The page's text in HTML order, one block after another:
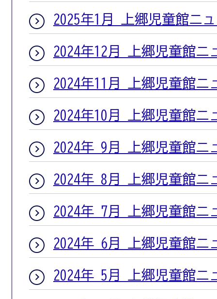
2025年1月 上郷児童館ニ
2024年12月 上郷児童館ニ
2024年11月 上郷児童館ニ
2024年10月 上郷児童館ニ
2024年 9月 上郷児童館ニ
2024年 8月 上郷児童館ニ
2024年 7月 上郷児童館ニ
2024年 6月 上郷児童館ニ
2024年 5月 上郷児童館ニ